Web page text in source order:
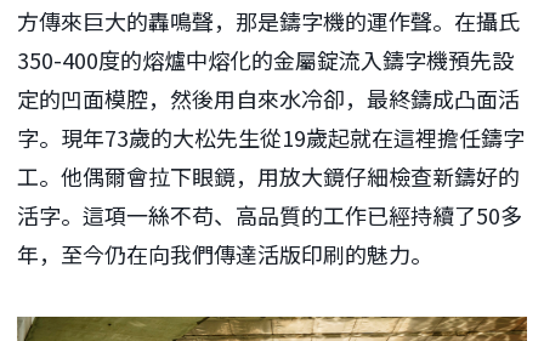
方傳來巨大的轟鳴聲，那是鑄字機的運作聲。在攝氏
350-400度的熔爐中熔化的金屬錠流入鑄字機預先設
定的凹面模腔，然後用自來水冷卻，最終鑄成凸面活
字。現年73歲的大松先生從19歲起就在這裡擔任鑄字
工。他偶爾會拉下眼鏡，用放大鏡仔細檢查新鑄好的
活字。這項一絲不苟、高品質的工作已經持續了50多
年，至今仍在向我們傳達活版印刷的魅力。